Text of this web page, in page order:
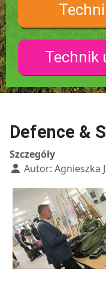
Technik
Defence &
Szczegóły
Autor: Agnieszka